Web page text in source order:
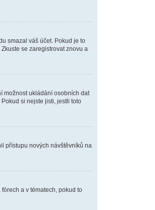
smazal váš účet. Pokud je to
se zaregistrovat znovu a
možnost ukládání osobních dat
si nejste jisti, jestli toto
přístupu nových návštěvníků na
a v tématech, pokud to